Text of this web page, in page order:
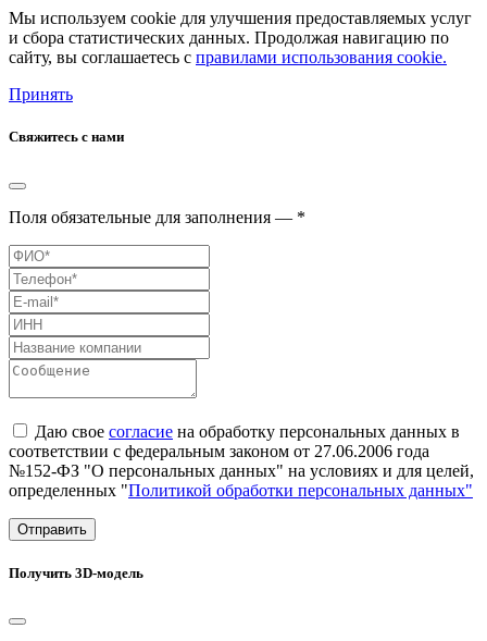
Мы используем cookie для улучшения предоставляемых услуг
и сбора статистических данных. Продолжая навигацию по
сайту, вы соглашаетесь с правилами использования cookie.
Принять
Свяжитесь с нами
Поля обязательные для заполнения — *
Даю свое согласие на обработку персональных данных в
соответствии с федеральным законом от 27.06.2006 года
№152-ФЗ "О персональных данных" на условиях и для целей,
определенных "Политикой обработки персональных данных"
Отправить
Получить 3D-модель